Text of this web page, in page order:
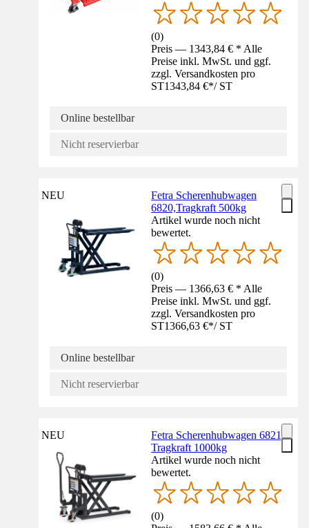
(0)
Preis — 1343,84 € * Alle
Preise inkl. MwSt. und ggf.
zzgl. Versandkosten pro
ST1343,84 €*/ ST
Online bestellbar
Nicht reservierbar
NEU
Fetra Scherenhubwagen
6820,Tragkraft 500kg
Artikel wurde noch nicht
bewertet.
(0)
Preis — 1366,63 € * Alle
Preise inkl. MwSt. und ggf.
zzgl. Versandkosten pro
ST1366,63 €*/ ST
Online bestellbar
Nicht reservierbar
NEU
Fetra Scherenhubwagen 6821,
Tragkraft 1000kg
Artikel wurde noch nicht
bewertet.
(0)